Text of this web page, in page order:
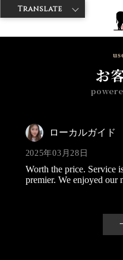
神戸牛ダイヤ > 神戸牛ダイア
お
ローカルガイド
2025年03月28日
Worth the price. Service
premier. We enjoyed our
Translate